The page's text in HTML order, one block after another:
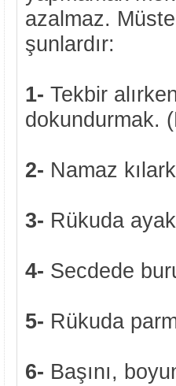
azalmaz.
şunlardır:
1- Tekbir
dokundurmak.
2- Namaz
3- Rükuda
4- Secdede
5- Rükuda
6- Başını,